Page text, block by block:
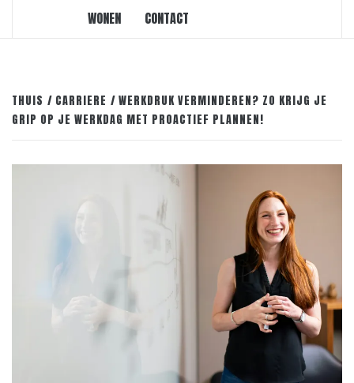
WONEN CONTACT
THUIS CARRIERE
WERKDRUK VERMINDEREN? ZO KRIJG JE
GRIP OP JE WERKDAG MET PROACTIEF PLANNEN!